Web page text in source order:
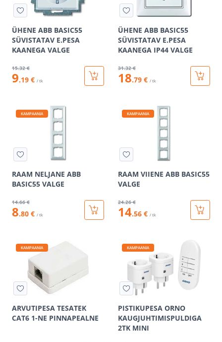
ÜHENE ABB BASIC55
SÜVISTATAV E.PESA
KAANEGA VALGE
15.32 €
9.19 € / tk
ÜHENE ABB BASIC55
SÜVISTATAV E.PESA
KAANEGA IP44 VALGE
31.32 €
18.79 € / tk
KAMPAANIA
RAAM NELJANE ABB
BASIC55 VALGE
14.66 €
8.80 € / tk
KAMPAANIA
RAAM VIIENE ABB BASIC55
VALGE
24.26 €
14.56 € / tk
KAMPAANIA
ARVUTIPESA TESATEK
CAT6 1-NE PINNAPEALNE
KAMPAANIA
PISTIKUPESA ORNO
KAUGJUHTIMISPULDIGA
2TK MINI